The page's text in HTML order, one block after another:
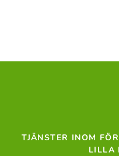
TJÄNSTER INOM
LILLA